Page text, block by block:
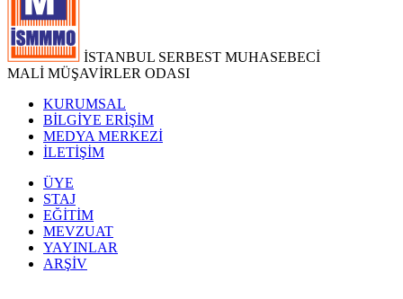
İSTANBUL SERBEST MUHASEBECİ
MALİ MÜŞAVİRLER ODASI
KURUMSAL
BİLGİYE ERİŞİM
MEDYA MERKEZİ
İLETİŞİM
ÜYE
STAJ
EĞİTİM
MEVZUAT
YAYINLAR
ARŞİV